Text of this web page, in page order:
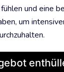
und eine
um